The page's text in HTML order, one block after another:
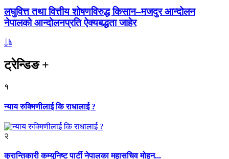
लघुवित्त तथा वित्तीय शोषणविरुद्ध किसान–मजदुर आन्दोलन
नेपालको आन्दोलनप्रति ऐक्यबद्धता जाहेर
ट्रेन्डिङ+
१
न्याय रुक्मिणीलाई कि राधालाई ?
२
क्रान्तिकारी कम्युनिष्ट पार्टी नेपालका महासचिव मोहन...